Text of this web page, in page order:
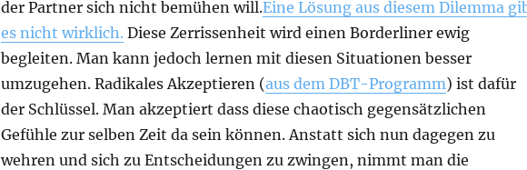
der Partner sich nicht bemühen will.Eine Lösung aus diesem Dilemma
es nicht wirklich. Diese Zerrissenheit wird einen Borderliner ewig
begleiten. Man kann jedoch lernen mit diesen Situationen besser
umzugehen. Radikales Akzeptieren (aus dem DBT-Programm) ist dafür
der Schlüssel. Man akzeptiert dass diese chaotisch gegensätzlichen
Gefühle zur selben Zeit da sein können. Anstatt sich nun dagegen zu
wehren und sich zu Entscheidungen zu zwingen, nimmt man die